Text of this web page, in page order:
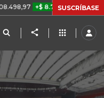
+$ 8.753,81 +2,19% TASA
SUSCRÍBASE